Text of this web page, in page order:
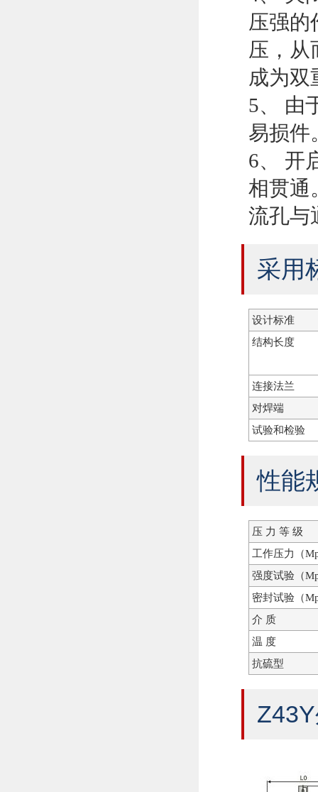
压强的
压，从
成为双
5、 由
易损件
6、 开
相贯通
流孔与
采用
设计标准
结构长度
连接法兰
对焊端
试验和检验
性能
压 力 等 级
工作压力（
强度试验（
密封试验（
介 质
温 度
抗硫型